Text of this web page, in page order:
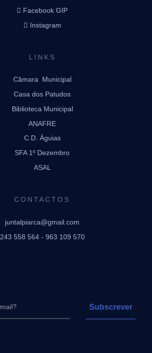
Facebook GIP
Instagram
LINKS
Câmara Municipal
Casa dos Patudos
Biblioteca Municipal
ANAFRE
C.D. Águias
SFA 1º Dezembro
ASAL
CONTACTOS
juntalpiarca@gmail.com
243 558 564 - 963 109 570